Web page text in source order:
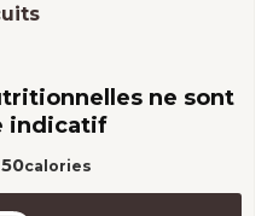
ne sont
indicatif
50calories